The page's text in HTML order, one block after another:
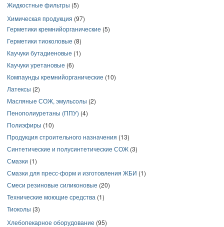
Жидкостные фильтры (5)
Химическая продукция (97)
Герметики кремнийорганические (5)
Герметики тиоколовые (8)
Каучуки бутадиеновые (1)
Каучуки уретановые (6)
Компаунды кремнийорганические (10)
Латексы (2)
Масляные СОЖ, эмульсолы (2)
Пенополиуретаны (ППУ) (4)
Полиэфиры (10)
Продукция строительного назначения (13)
Синтетические и полусинтетические СОЖ (3)
Смазки (1)
Смазки для пресс-форм и изготовления ЖБИ (1)
Смеси резиновые силиконовые (20)
Технические моющие средства (1)
Тиоколы (3)
Хлебопекарное оборудование (95)